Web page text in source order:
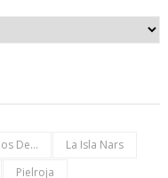
De...
La Isla Nars
Pielroja